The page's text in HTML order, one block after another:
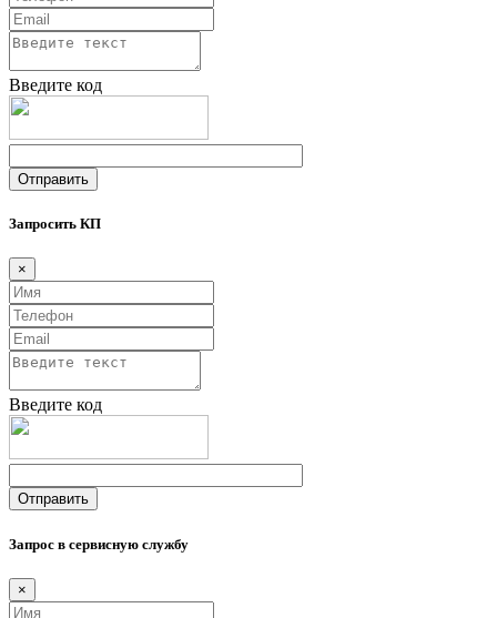
Введите код
Запросить КП
×
Введите код
Запрос в сервисную службу
×